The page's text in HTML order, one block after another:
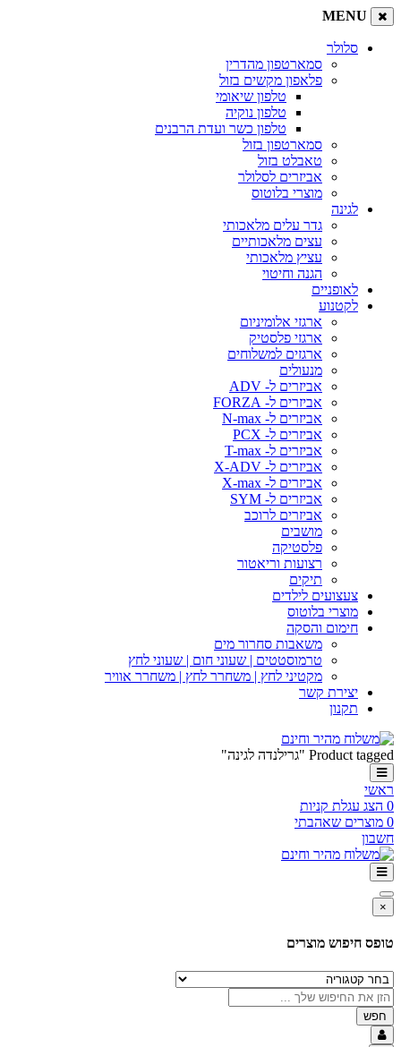
MENU
סלולר
סמארטפון מהדרין
פלאפון מקשים בזול
טלפון שיאומי
טלפון נוקיה
טלפון כשר ועדת הרבנים
סמארטפון בזול
טאבלט בזול
אביזרים לסלולר
מוצרי בלוטוס
לגינה
גדר עלים מלאכותי
עצים מלאכותיים
עציץ מלאכותי
הגנה וחיטוי
לאופניים
לקטנוע
ארגזי אלומיניום
ארגזי פלסטיק
ארגזים למשלוחים
מנעולים
אביזרים ל- ADV
אביזרים ל- FORZA
אביזרים ל- N-max
אביזרים ל- PCX
אביזרים ל- T-max
אביזרים ל- X-ADV
אביזרים ל- X-max
אביזרים ל- SYM
אביזרים לרוכב
מושבים
פלסטיקה
רצועות וריאטור
תיקים
צעצועים לילדים
מוצרי בלוטוס
חימום והסקה
משאבות סחרור מים
טרמוסטטים | שעוני חום | שעוני לחץ
מקטיני לחץ | משחרר לחץ | משחרר אוויר
יצירת קשר
תקנון
Product tagged "גרילנדה לגינה"
ראשי
0 הצג עגלת קניות
0 מוצרים שאהבתי
חשבון
×
טופס חיפוש מוצרים
חפש